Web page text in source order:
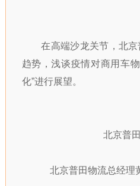
在高端沙龙关节，北京
趋势，浅谈疫情对商用车
化”进行展望。
北京普田
北京普田物流总经理黄